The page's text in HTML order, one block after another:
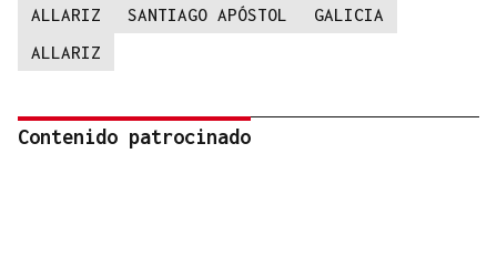
ALLARIZ SANTIAGO APÓSTOL
GALICIA
ALLARIZ
Contenido patrocinado